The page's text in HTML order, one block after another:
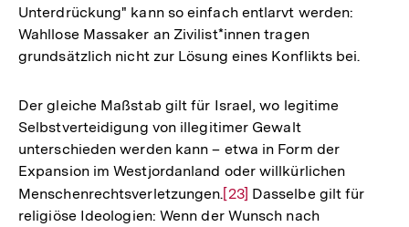
Unterdrückung" kann so einfach entlarvt werden:
Wahllose Massaker an Zivilist*innen tragen
grundsätzlich nicht zur Lösung eines Konflikts bei.
Der gleiche Maßstab gilt für Israel, wo legitime
Selbstverteidigung von illegitimer Gewalt
unterschieden werden kann – etwa in Form der
Expansion im Westjordanland oder willkürlichen
Menschenrechtsverletzungen.Zur
Auflösung
[23] Dasselbe gilt für
religiöse Ideologien: Wenn der Wunsch nach